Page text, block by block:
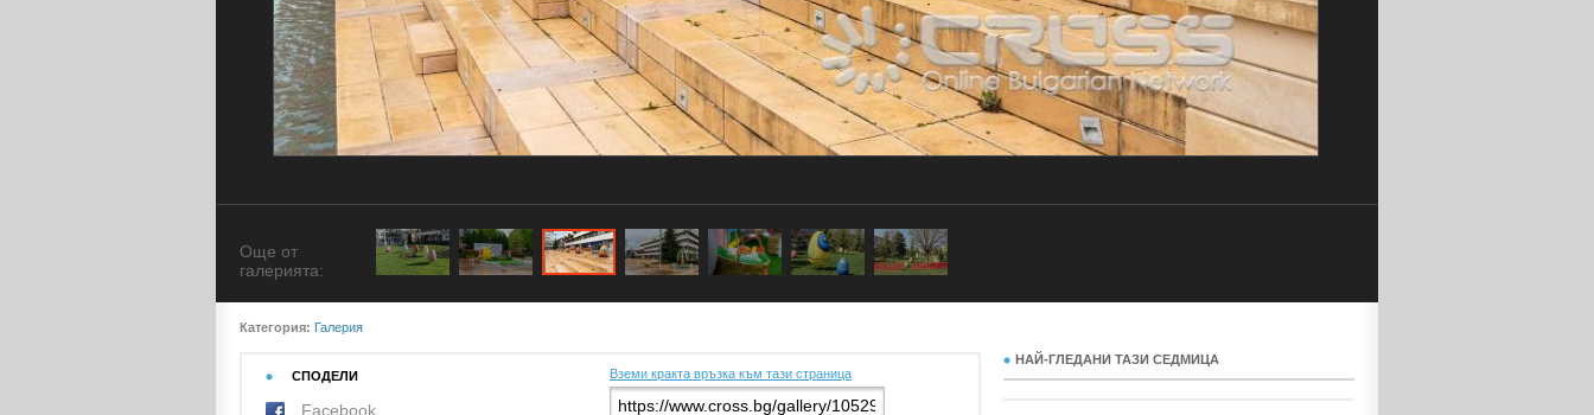
Още от
галерията:
Категория: Галерия
СПОДЕЛИ
Facebook
Вземи кракта връзка към тази страница
НАЙ-ГЛЕДАНИ ТАЗИ СЕДМИЦА